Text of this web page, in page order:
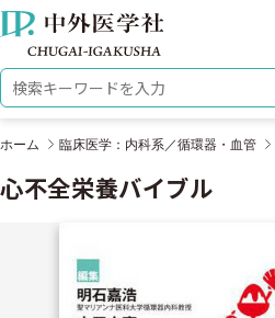
株式会社 中外医学社
検索キーワード
ホーム 臨床医学：内科系／循環器・血管
心不全栄養バイブル